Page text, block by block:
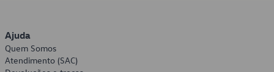
Ajuda
Quem Somos
Atendimento (SAC)